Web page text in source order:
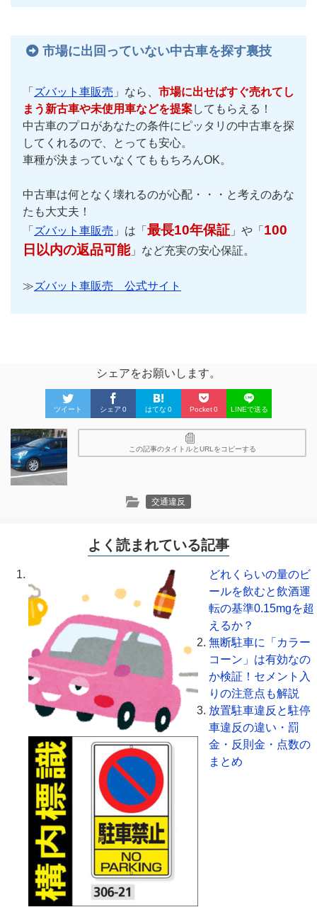
市場に出回っていない中古車を探す裏技
「 ズバット車販売 」なら、 市場に出せばすぐ売れてし
まう新古車や未使用車などを提案してもらえる！
中古車のプロがあなたの条件にピッタリの中古車を探
してくれるので、とっても安心。
車種が決まっていなくてももちろんOK。
中古車は何となく壊れるのが心配・・・と考えのあな
たも大丈夫！
「 ズバット車販売 」は「 最長10年保証 」や「 100
日以内の返品可能」など充実の安心保証。
≫ズバット車販売 公式サイト
シェアをお願いします。
ツイート シェア 0 はてな 0 Pocket0 LINEで送る
この記事のタイトルとURLをコピーする
交通違反
よく読まれている記事
どれくらいの量のビ
ールを飲むと飲酒運
転の基準0.15mgを超
えるか？
無断駐車に「カラー
コーン」は有効なの
か検証！セメント入
りの注意点も解説
放置駐車違反と駐停
車違反の違い・罰
金・反則金・点数の
まとめ